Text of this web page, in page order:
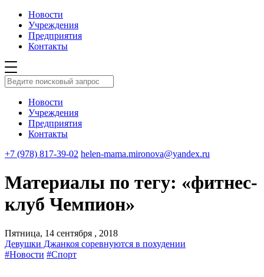
Новости
Учреждения
Предприятия
Контакты
Новости
Учреждения
Предприятия
Контакты
+7 (978) 817-39-02 helen-mama.mironova@yandex.ru
Материалы по тегу: «фитнес-
клуб Чемпион»
Пятница, 14 сентября , 2018
Девушки Джанкоя соревнуются в похудении
#Новости #Спорт